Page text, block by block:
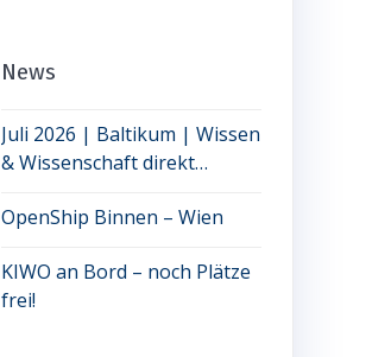
News
Juli 2026 | Baltikum | Wissen
& Wissenschaft direkt
OpenShip Binnen – Wien
KIWO an Bord – noch Plätze
frei!